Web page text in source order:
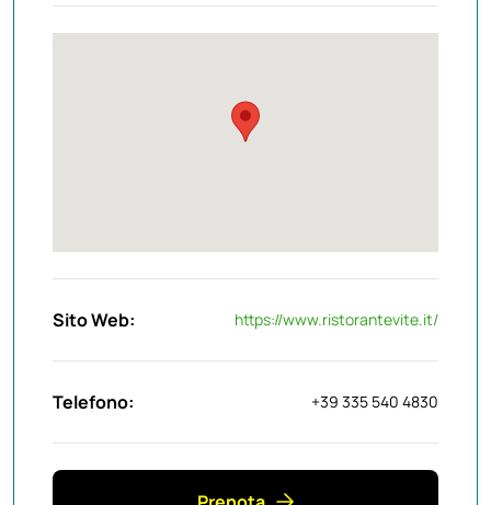
Sito Web: https://www.ristorantevite.it/
Telefono: +39 335 540 4830